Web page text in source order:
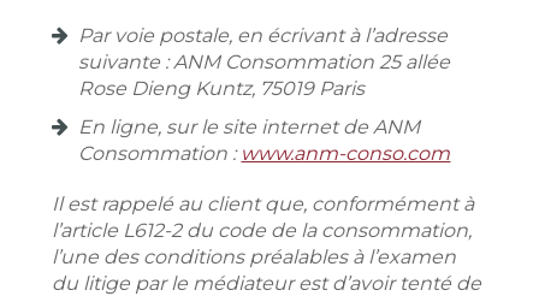
Par voie postale, en écrivant à l’adresse
suivante : ANM Consommation 25 allée
Rose Dieng Kuntz, 75019 Paris
En ligne, sur le site internet de ANM
Consommation : www.anm-conso.com
Il est rappelé au client que, conformément à
l’article L612-2 du code de la consommation,
l’une des conditions préalables à l’examen
du litige par le médiateur est d’avoir tenté de